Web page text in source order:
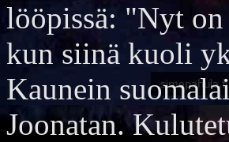
lööpissä: "Nyt on
kun siinä kuoli
Kaunein
Joonatan.